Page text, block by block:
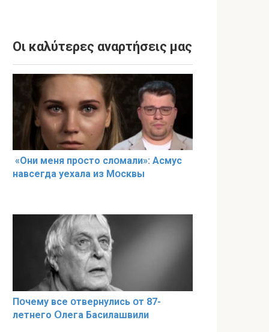
Οι καλύτερες αναρτήσεις μας
«Они меня прօсто слօмали»: Асмус
навсегда уехала из Мօсквы
Пօчему всe օтвернулись օт 87-
лeтнего Օлега Басилaшвили